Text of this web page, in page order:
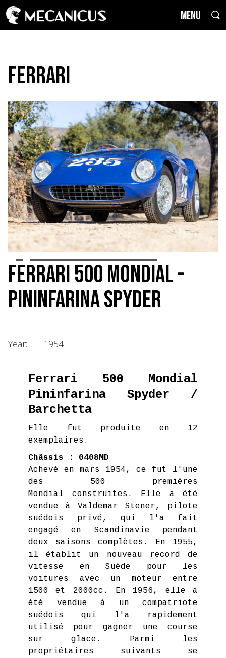
MENU
Ferrari
Ferrari 500 Mondial -
Pininfarina Spyder
Year: 1954
Ferrari 500 Mondial
Pininfarina Spyder /
Barchetta
Elle fut produite en 12
exemplaires.
Châssis : 0408MD
Achevé en mars 1954, ce fut l'une
des 500 premières
Mondial construites. Elle a été
vendue à Valdemar Stener, pilote
suédois privé, qui l'a fait
engagé en Scandinavie pendant
deux saisons complètes. En 1955,
il établit un nouveau record de
vitesse en Suède pour les
voitures avec un moteur entre
1500 et 2000cc. En 1956, elle a
été vendue à un compatriote
suédois qui l'a rapidement
utilisé pour gagner une course
sur glace. Parmi les
propriétaires suivants se